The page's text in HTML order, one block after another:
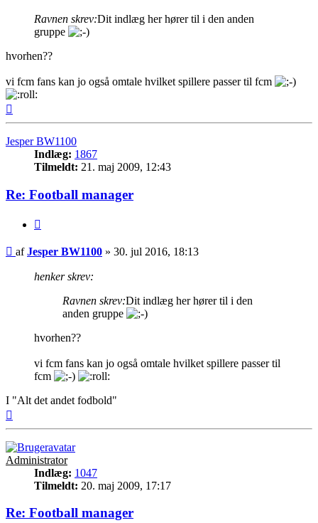
Ravnen skrev:Dit indlæg her hører til i den anden
gruppe
hvorhen??
vi fcm fans kan jo også omtale hvilket spillere passer til fcm
Jesper BW1100
Indlæg: 1867
Tilmeldt: 21. maj 2009, 12:43
Re: Football manager
Indlæg
afJesper BW1100 » 30. jul 2016, 18:13
henker skrev:
Ravnen skrev:Dit indlæg her hører til i den
anden gruppe
hvorhen??
vi fcm fans kan jo også omtale hvilket spillere passer til
fcm
I "Alt det andet fodbold"
Administrator
Indlæg: 1047
Tilmeldt: 20. maj 2009, 17:17
Re: Football manager